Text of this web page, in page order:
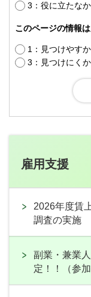
3：役に立たな
このページの情報
1：見つけやす
3：見つけにく
雇用支援
2026年度賃
調査の実施
副業・兼業
定！！（参